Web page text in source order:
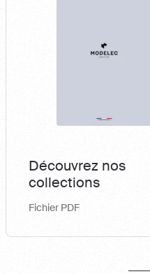
Découvrez nos
collections
Fichier PDF